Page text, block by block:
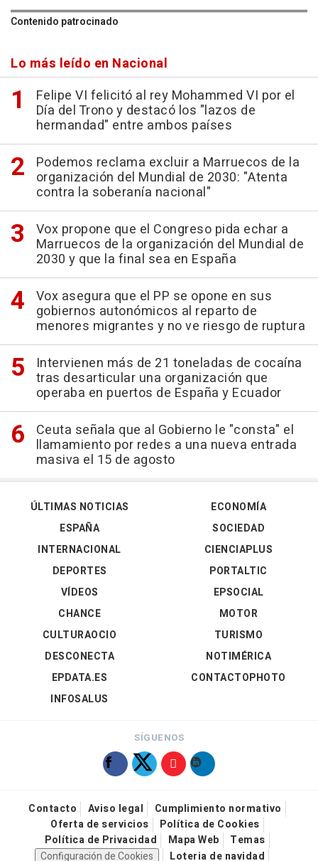
Contenido patrocinado
Lo más leído en Nacional
Felipe VI felicitó al rey Mohammed VI por el
Día del Trono y destacó los "lazos de
hermandad" entre ambos países
Podemos reclama excluir a Marruecos de la
organización del Mundial de 2030: "Atenta
contra la soberanía nacional"
Vox propone que el Congreso pida echar a
Marruecos de la organización del Mundial de
2030 y que la final sea en España
Vox asegura que el PP se opone en sus
gobiernos autonómicos al reparto de
menores migrantes y no ve riesgo de ruptura
Intervienen más de 21 toneladas de cocaína
tras desarticular una organización que
operaba en puertos de España y Ecuador
Ceuta señala que al Gobierno le "consta" el
llamamiento por redes a una nueva entrada
masiva el 15 de agosto
ÚLTIMAS NOTICIAS
ESPAÑA
INTERNACIONAL
DEPORTES
VÍDEOS
ECONOMÍA
SOCIEDAD
CIENCIAPLUS
PORTALTIC
EPSOCIAL
CHANCE
CULTURAOCIO
DESCONECTA
EPDATA.ES
INFOSALUS
MOTOR
TURISMO
NOTIMÉRICA
CONTACTOPHOTO
SÍGUENOS
Contacto Aviso legal
Cumplimiento normativo
Oferta de servicios
Política de Cookies
Política de Privacidad
Mapa Web
Temas
Configuración de Cookies
Loteria de navidad